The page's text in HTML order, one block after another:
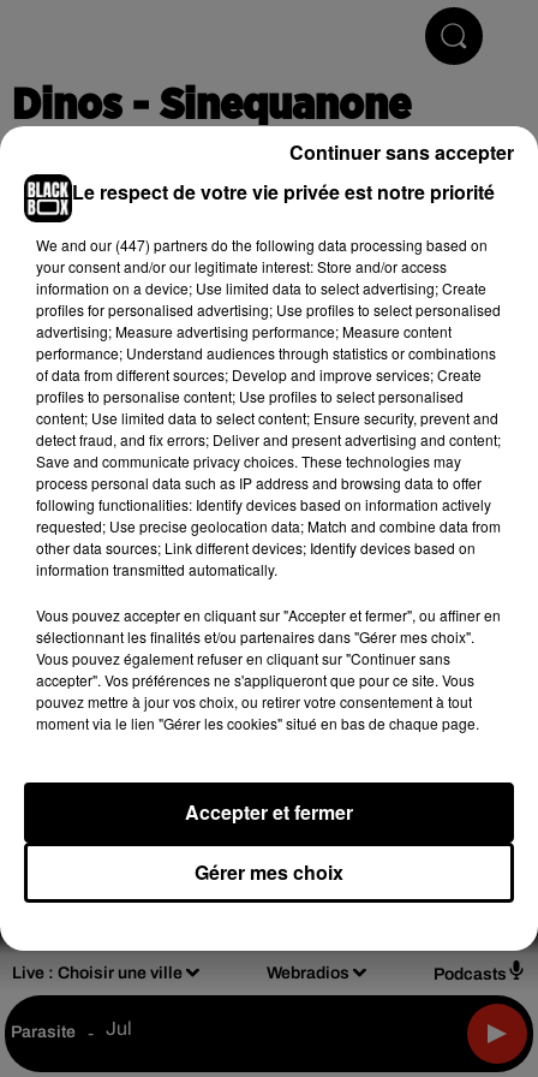
Live : Choisir une ville Webradios Podcasts
Parasite - Jul
Dinos - Sinequanone
Publié : 13 février 2019 à 16h08
Cet élément est masqué compte-tenu du refus du
dépôt de cookies que vous avez exprimé. Si vous
souhaitez l'afficher, merci de nous donner votre accord
en cliquant sur le bouton ci-dessous.
Afficher l'élément
(C) 2019
DesignOlivier Varma
Mentions légales
2025 2024
Le respect de votre vie privée est notre priorité
We and our (447) partnersdo the following data processing based on
your consent and/or our legitimate interest: Store and/or access
information on a device; Use limited data to select advertising; Create
profiles for personalised advertising; Use profiles to select personalised
advertising; Measure advertising performance; Measure content
performance; Understand audiences through statistics or combinations
of data from different sources; Develop and improve services; Create
profiles to personalise content; Use profiles to select personalised
content; Use limited data to select content; Ensure security, prevent and
detect fraud, and fix errors; Deliver and present advertising and content;
Save and communicate privacy choices. These technologies may
process personal data such as IP address and browsing data to offer
following functionalities: Identify devices based on information actively
requested; Use precise geolocation data; Match and combine data from
other data sources; Link different devices; Identify devices based on
information transmitted automatically.
Vous pouvez accepter en cliquant sur "Accepter et fermer", ou affiner en
sélectionnant les finalités et/ou partenaires dans "Gérer mes choix".
Vous pouvez également refuser en cliquant sur "Continuer sans
accepter". Vos préférences ne s'appliqueront que pour ce site. Vous
pouvez mettre à jour vos choix, ou retirer votre consentement à tout
moment via le lien "Gérer les cookies" situé en bas de chaque page.
Gérer mes choix
Accepter et fermer
Continuer sans accepter